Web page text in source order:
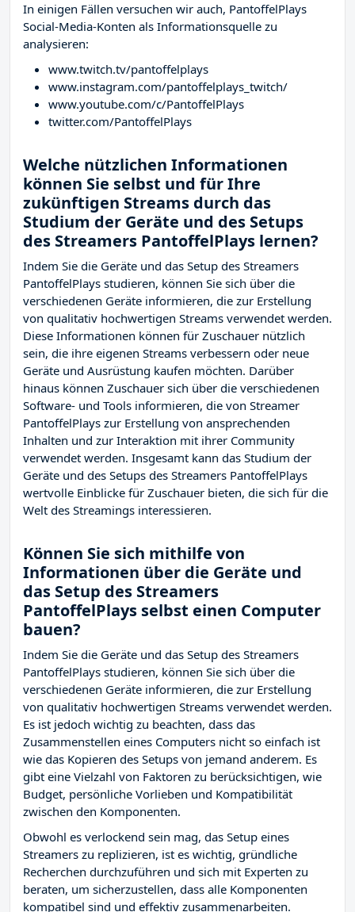
In einigen Fällen versuchen wir auch, PantoffelPlays
Social-Media-Konten als Informationsquelle zu
analysieren:
www.twitch.tv/pantoffelplays
www.instagram.com/pantoffelplays_twitch/
www.youtube.com/c/PantoffelPlays
twitter.com/PantoffelPlays
Welche nützlichen Informationen
können Sie selbst und für Ihre
zukünftigen Streams durch das
Studium der Geräte und des Setups
des Streamers PantoffelPlays lernen?
Indem Sie die Geräte und das Setup des Streamers
PantoffelPlays studieren, können Sie sich über die
verschiedenen Geräte informieren, die zur Erstellung
von qualitativ hochwertigen Streams verwendet werden.
Diese Informationen können für Zuschauer nützlich
sein, die ihre eigenen Streams verbessern oder neue
Geräte und Ausrüstung kaufen möchten. Darüber
hinaus können Zuschauer sich über die verschiedenen
Software- und Tools informieren, die von Streamer
PantoffelPlays zur Erstellung von ansprechenden
Inhalten und zur Interaktion mit ihrer Community
verwendet werden. Insgesamt kann das Studium der
Geräte und des Setups des Streamers PantoffelPlays
wertvolle Einblicke für Zuschauer bieten, die sich für die
Welt des Streamings interessieren.
Können Sie sich mithilfe von
Informationen über die Geräte und
das Setup des Streamers
PantoffelPlays selbst einen Computer
bauen?
Indem Sie die Geräte und das Setup des Streamers
PantoffelPlays studieren, können Sie sich über die
verschiedenen Geräte informieren, die zur Erstellung
von qualitativ hochwertigen Streams verwendet werden.
Es ist jedoch wichtig zu beachten, dass das
Zusammenstellen eines Computers nicht so einfach ist
wie das Kopieren des Setups von jemand anderem. Es
gibt eine Vielzahl von Faktoren zu berücksichtigen, wie
Budget, persönliche Vorlieben und Kompatibilität
zwischen den Komponenten.
Obwohl es verlockend sein mag, das Setup eines
Streamers zu replizieren, ist es wichtig, gründliche
Recherchen durchzuführen und sich mit Experten zu
beraten, um sicherzustellen, dass alle Komponenten
kompatibel sind und effektiv zusammenarbeiten.